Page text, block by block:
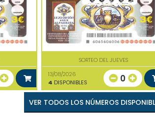
SORTEO DEL JUEVES
13/08/2026
4 DISPONIBLES 0
VER TODOS LOS NÚMEROS